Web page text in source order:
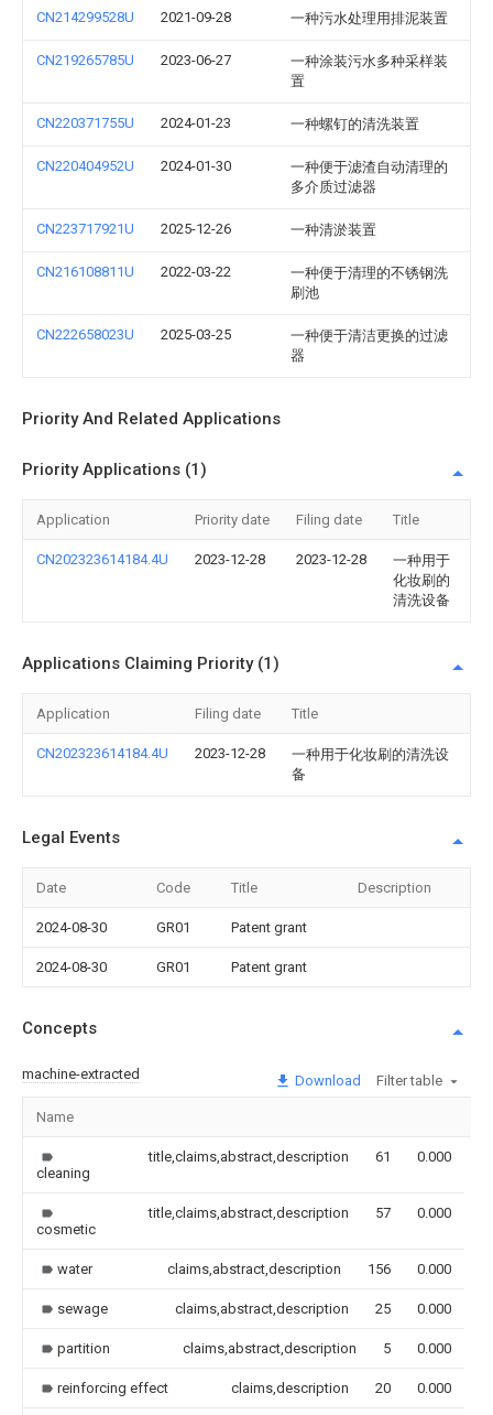
CN214299528U 2021-09-28 一种污水处理用排泥装置
CN219265785U 2023-06-27
一种涂装污水多种采样装
置
CN220371755U 2024-01-23 一种螺钉的清洗装置
CN220404952U 2024-01-30
一种便于滤渣自动清理的
多介质过滤器
CN223717921U 2025-12-26 一种清淤装置
CN216108811U 2022-03-22
一种便于清理的不锈钢洗
刷池
CN222658023U 2025-03-25
一种便于清洁更换的过滤
器
Priority And Related Applications
Priority Applications (1)
Application Priority date Filing date Title
CN202323614184.4U 2023-12-28 2023-12-28
一种用于
化妆刷的
清洗设备
Applications Claiming Priority (1)
Application Filing date Title
CN202323614184.4U 2023-12-28
一种用于化妆刷的清洗设
备
Legal Events
Date Code Title Description
2024-08-30 GR01 Patent grant
2024-08-30 GR01 Patent grant
Concepts
machine-extracted Download Filter table
Name
cleaning
title,claims,abstract,description 61 0.000
cosmetic
title,claims,abstract,description 57 0.000
water claims,abstract,description 156 0.000
sewage claims,abstract,description 25 0.000
partition claims,abstract,description 5 0.000
reinforcing effect claims,description 20 0.000